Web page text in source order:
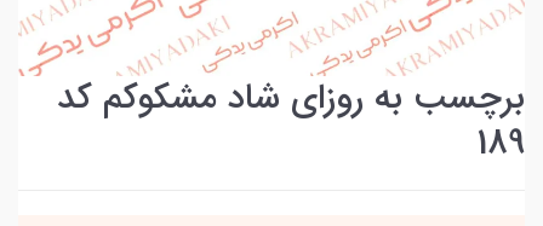
برچسب به روزای شاد مشکوکم کد
189